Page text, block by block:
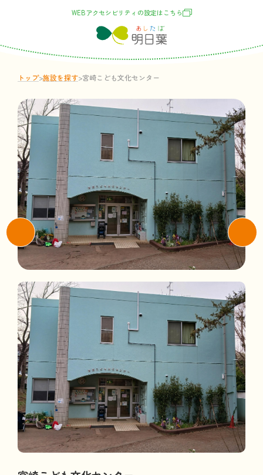
WEBアクセシビリティの設定はこちら
トップ>施設を探す>宮崎こども文化センター